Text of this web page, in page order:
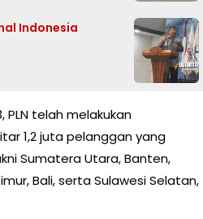
Indonesia
telah melakukan
1,2 juta pelanggan yang
Sumatera Utara, Banten,
Bali, serta Sulawesi Selatan,